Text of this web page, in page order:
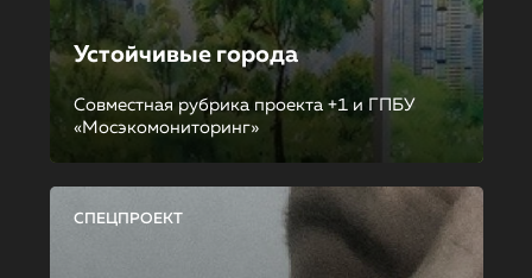
Устойчивые города
Совместная рубрика проекта +1 и ГПБУ
«Мосэкомониторинг»
СПЕЦПРОЕКТ